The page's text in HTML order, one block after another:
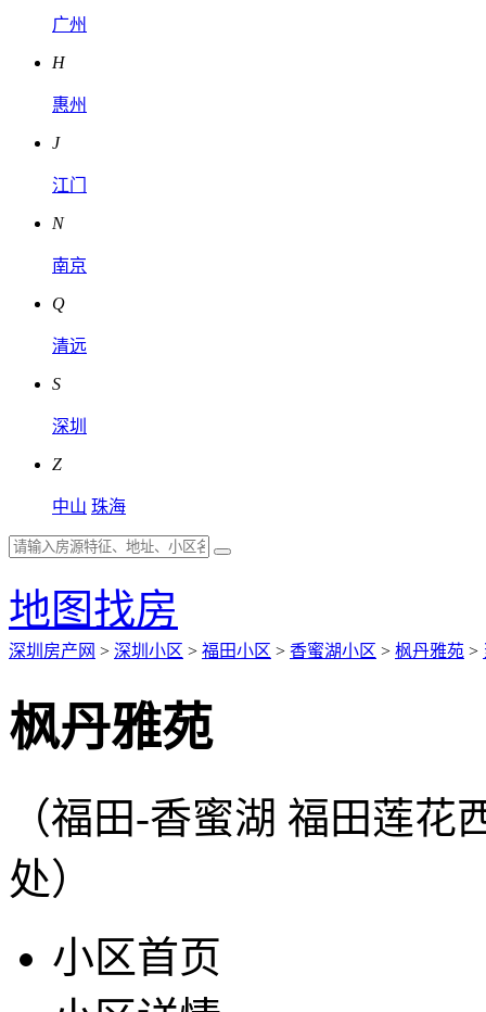
广州
H
惠州
J
江门
N
南京
Q
清远
S
深圳
Z
中山 珠海
地图找房
深圳房产网 > 深圳小区 > 福田小区 > 香蜜湖小区 > 枫丹雅苑 >
枫丹雅苑
（福田-香蜜湖 福田莲
处）
小区首页